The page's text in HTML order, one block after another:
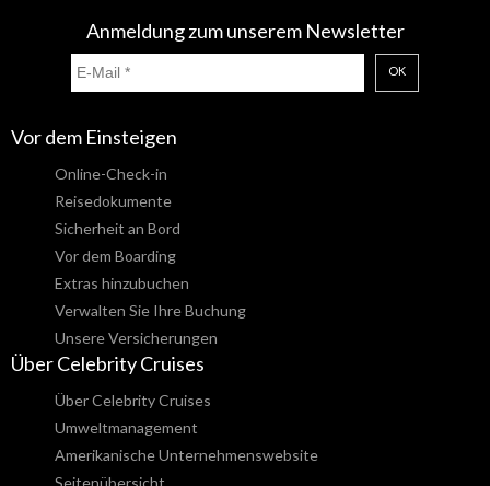
Anmeldung zum unserem Newsletter
OK
Vor dem Einsteigen
Online-Check-in
Reisedokumente
Sicherheit an Bord
Vor dem Boarding
Extras hinzubuchen
Verwalten Sie Ihre Buchung
Unsere Versicherungen
Über Celebrity Cruises
Über Celebrity Cruises
Umweltmanagement
Amerikanische Unternehmenswebsite